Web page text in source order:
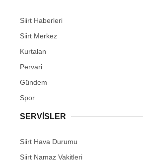
Siirt Haberleri
Siirt Merkez
Kurtalan
Pervari
Gündem
Spor
SERVİSLER
Siirt Hava Durumu
Siirt Namaz Vakitleri